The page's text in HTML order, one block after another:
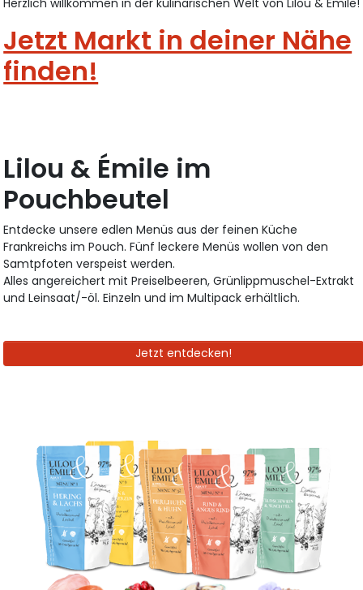
Herzlich willkommen in der kulinarischen Welt von Lilou & Émile!
Jetzt Markt in deiner Nähe
finden!
Lilou & Émile im
Pouchbeutel
Entdecke unsere edlen Menüs aus der feinen Küche
Frankreichs im Pouch. Fünf leckere Menüs wollen von den
Samtpfoten verspeist werden.
Alles angereichert mit Preiselbeeren, Grünlippmuschel-Extrakt
und Leinsaat/-öl. Einzeln und im Multipack erhältlich.
Jetzt entdecken!